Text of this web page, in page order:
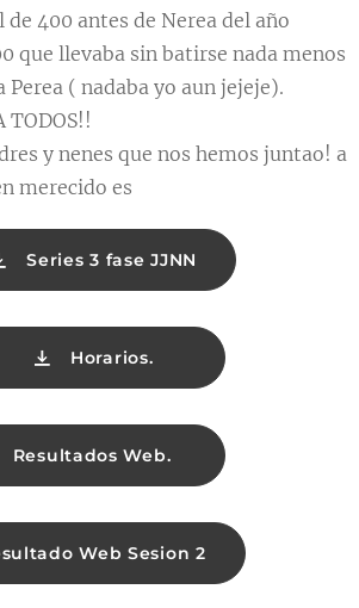
400 antes de Nerea del año
que llevaba sin batirse nada menos
Perea ( nadaba yo aun jejeje).
TODOS!!
y nenes que nos hemos juntao! a
es💪🏼💪🏼
Series 3 fase JJNN
Horarios.
Resultados Web.
Web Sesion 2